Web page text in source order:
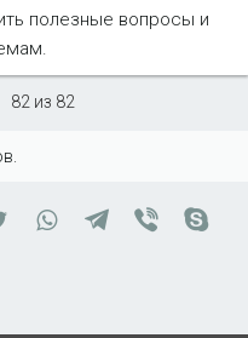
полезные вопросы и
82 из 82
TwitterWhatsAppTelegram
Viber